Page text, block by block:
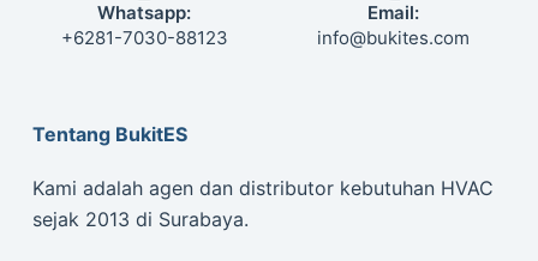
Whatsapp:
+6281-7030-88123
Email:
info@bukites.com
Tentang BukitES
Kami adalah agen dan distributor kebutuhan HVAC
sejak 2013 di Surabaya.